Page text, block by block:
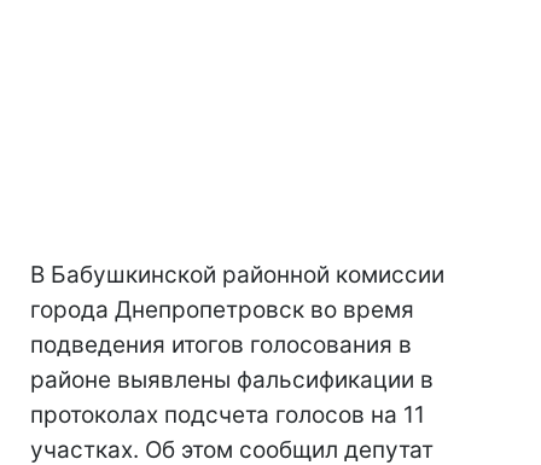
В Бабушкинской районной комиссии
города Днепропетровск во время
подведения итогов голосования в
районе выявлены фальсификации в
протоколах подсчета голосов на 11
участках. Об этом сообщил депутат